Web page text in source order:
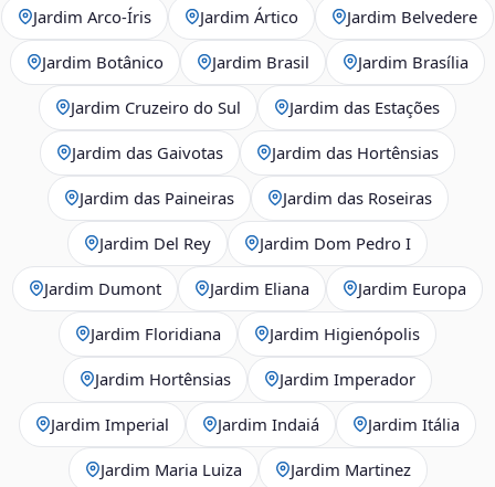
Jardim Arco‑Íris Jardim Ártico Jardim Belvedere
Jardim Botânico Jardim Brasil Jardim Brasília
Jardim Cruzeiro do Sul Jardim das Estações
Jardim das Gaivotas Jardim das Hortênsias
Jardim das Paineiras Jardim das Roseiras
Jardim Del Rey Jardim Dom Pedro I
Jardim Dumont Jardim Eliana Jardim Europa
Jardim Floridiana Jardim Higienópolis
Jardim Hortênsias Jardim Imperador
Jardim Imperial Jardim Indaiá Jardim Itália
Jardim Maria Luiza Jardim Martinez